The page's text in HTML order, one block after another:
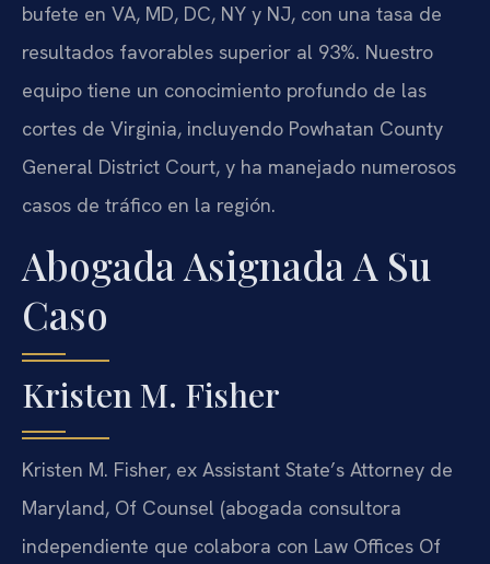
bufete en VA, MD, DC, NY y NJ, con una tasa de
resultados favorables superior al 93%. Nuestro
equipo tiene un conocimiento profundo de las
cortes de Virginia, incluyendo Powhatan County
General District Court, y ha manejado numerosos
casos de tráfico en la región.
Abogada Asignada A Su
Caso
Kristen M. Fisher
Kristen M. Fisher, ex Assistant State’s Attorney de
Maryland, Of Counsel (abogada consultora
independiente que colabora con Law Offices Of